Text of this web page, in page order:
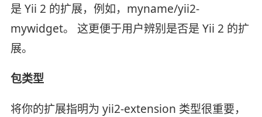
是 Yii 2 的扩展，例如，myname/yii2-
mywidget。 这更便于用户辨别是否是 Yii 2 的扩
展。
包类型
将你的扩展指明为 yii2-extension 类型很重要，